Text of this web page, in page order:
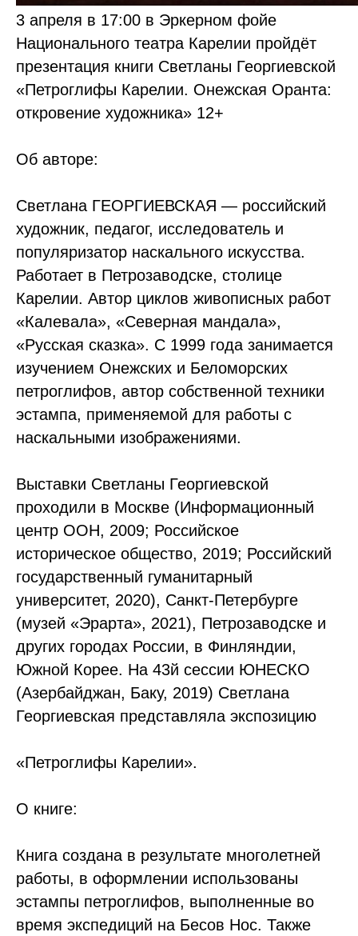
3 апреля в 17:00 в Эркерном фойе
Национального театра Карелии пройдёт
презентация книги Светланы Георгиевской
«Петроглифы Карелии. Онежская Оранта:
откровение художника» 12+
Об авторе:
Светлана ГЕОРГИЕВСКАЯ — российский
художник, педагог, исследователь и
популяризатор наскального искусства.
Работает в Петрозаводске, столице
Карелии. Автор циклов живописных работ
«Калевала», «Северная мандала»,
«Русская сказка». С 1999 года занимается
изучением Онежских и Беломорских
петроглифов, автор собственной техники
эстампа, применяемой для работы с
наскальными изображениями.
Выставки Светланы Георгиевской
проходили в Москве (Информационный
центр ООН, 2009; Российское
историческое общество, 2019; Российский
государственный гуманитарный
университет, 2020), Санкт-Петербурге
(музей «Эрарта», 2021), Петрозаводске и
других городах России, в Финляндии,
Южной Корее. На 43й сессии ЮНЕСКО
(Азербайджан, Баку, 2019) Светлана
Георгиевская представляла экспозицию
«Петроглифы Карелии».
О книге:
Книга создана в результате многолетней
работы, в оформлении использованы
эстампы петроглифов, выполненные во
время экспедиций на Бесов Нос. Также